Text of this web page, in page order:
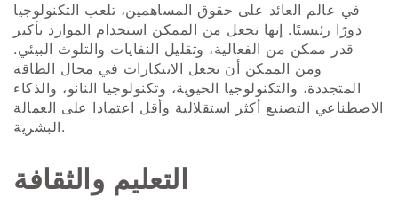
في عالم العائد على حقوق المساهمين، تلعب التكنولوجيا
دورًا رئيسيًا. إنها تجعل من الممكن استخدام الموارد بأكبر
قدر ممكن من الفعالية، وتقليل النفايات والتلوث البيئي.
ومن الممكن أن تجعل الابتكارات في مجال الطاقة
المتجددة، والتكنولوجيا الحيوية، وتكنولوجيا النانو، والذكاء
الاصطناعي التصنيع أكثر استقلالية وأقل اعتمادا على العمالة
البشرية.
التعليم والثقافة